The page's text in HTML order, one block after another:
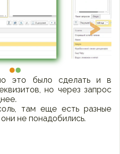
>
это было сделать и в
но через запрос
там еще есть разные
не понадобились.